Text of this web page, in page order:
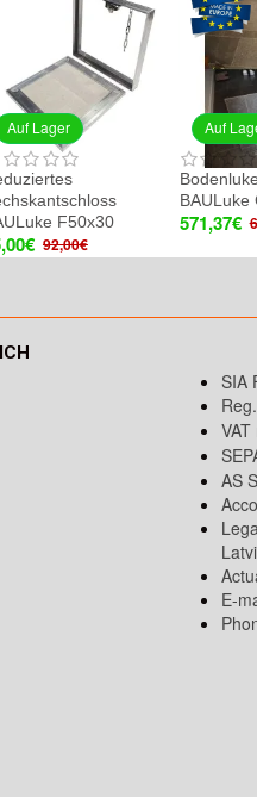
Auf Lager
Label
Bodenluke unter Fliesen
BAULuke G60x60
516,29€ 608,39€
SIA
AS
E-